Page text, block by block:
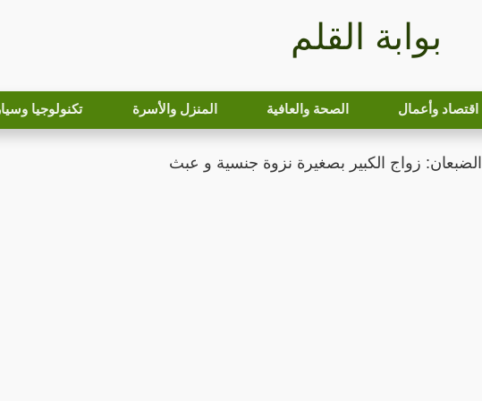
بوابة القلم
اقتصاد وأعمال الصحة والعافية المنزل والأسرة تكنولوجيا
الضبعان: زواج الكبير بصغيرة نزوة جنسية و عبث